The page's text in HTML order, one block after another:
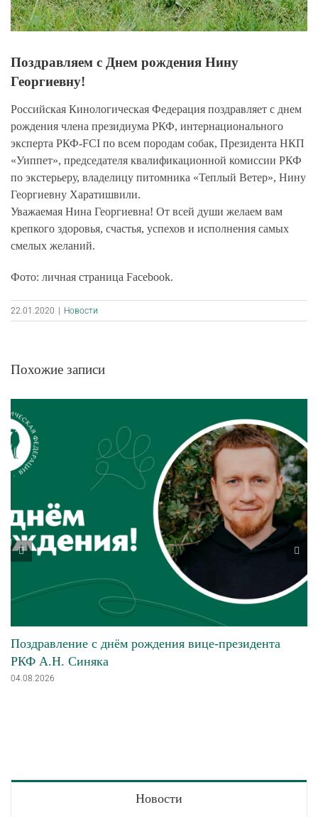
Поздравляем с Днем рождения Нину
Георгиевну!
Российская Кинологическая Федерация поздравляет с днем
рождения члена президиума РКФ, интернационального
эксперта РКФ-FCI по всем породам собак, Президента НКП
«Уиппет», председателя квалификационной комиссии РКФ
по экстерьеру, владелицу питомника «Теплый Ветер», Нину
Георгиевну Харатишвили.
Уважаемая Нина Георгиевна! От всей души желаем вам
крепкого здоровья, счастья, успехов и исполнения самых
смелых желаний.
Фото: личная страница Facebook.
22.01.2020 | Новости
Похожие записи
Поздравление с днём рождения вице-президента
РКФ А.Н. Синяка
04.08.2026
Новости